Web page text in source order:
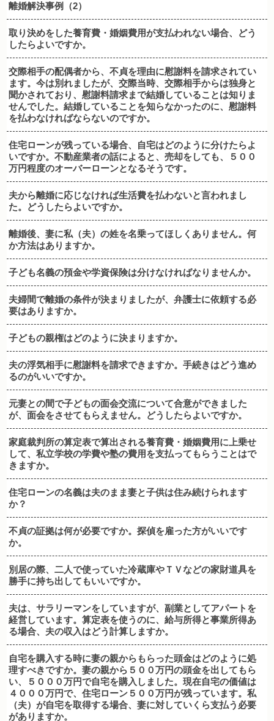
離婚解決事例（2）
取り決めをした養育費・婚姻費用が支払われない場合、どう
したらよいですか。
交際相手の配偶者から、不貞を理由に慰謝料を請求されてい
ます。今は別れましたが、交際当時、交際相手からは独身と
聞かされており、慰謝料請求まで結婚していることは知りま
せんでした。結婚していることを知らなかったのに、慰謝料
を払わなければならないのですか。
住宅ローンが残っている場合、自宅はどのように分けたらよ
いですか。不動産業者の話によると、売却をしても、５００
万円程度のオーバーローンとなるそうです。
夫から離婚に応じなければ生活費を払わないと言われまし
た。どうしたらよいですか。
離婚後、妻に私（夫）の姓を名乗ってほしくありません。何
か方法はありますか。
子ども名義の預金や学資保険は分けなければなりませんか。
夫婦間で離婚の条件が決まりましたが、弁護士に依頼する必
要はありますか。
子どもの親権はどのように決まりますか。
夫の浮気相手に慰謝料を請求できますか。手続きはどう進め
るのがいいですか。
元妻との間で子どもの面会交流について合意ができました
が、面会をさせてもらえません。どうしたらよいですか。
家庭裁判所の算定表で算出される養育費・婚姻費用に上乗せ
して、私立学校の学費や塾の費用を支払ってもらうことはで
きますか。
住宅ローンの名義は夫のまま妻と子供は住み続けられます
か？
不貞の証拠は何が必要ですか。探偵を雇った方がいいです
か。
別居の際、二人で使っていた冷蔵庫やＴＶなどの家財道具を
勝手に持ち出してもいいですか。
夫は、サラリーマンをしていますが、副業としてアパートを
経営しています。算定表を使うのに、給与所得と事業所得あ
る場合、夫の収入はどう計算しますか。
自宅を購入する時に妻の親からもらった頭金はどのように処
理すべきですか。妻の親から５００万円の頭金を出してもら
い、５０００万円で自宅を購入しました。現在自宅の価値は
４０００万円で、住宅ローン５００万円が残っています。私
（夫）が自宅を取得する場合、妻に対していくら支払う必要
がありますか。